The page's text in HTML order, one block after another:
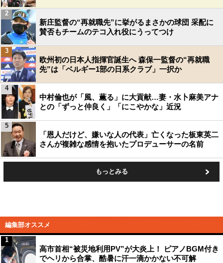
新庄監督の“再就職先”に挙がるまさかの球団 采配に
賛否もチームのテコ入れ役にうってつけ
2
欧州初の日本人指揮官誕生へ 森保一監督の“再就職
先”は「ベルギー1部の日系クラブ」一択か
3
中村倫也が「風、薫る」に大貢献…妻・水卜麻美アナ
との「ずっと仲良く」「にこやかな」近況
4
「恩人だけど、嫌いな人の代表」亡くなった板東英二
さんが複雑な感情を抱いたプロデューサーの名前
5
もっとみる
編集部オススメ
高市首相“被災地利用PV”が大炎上！ ピアノBGM付き
でヘリから合掌、酷暑に汗一滴かかない不可解
1